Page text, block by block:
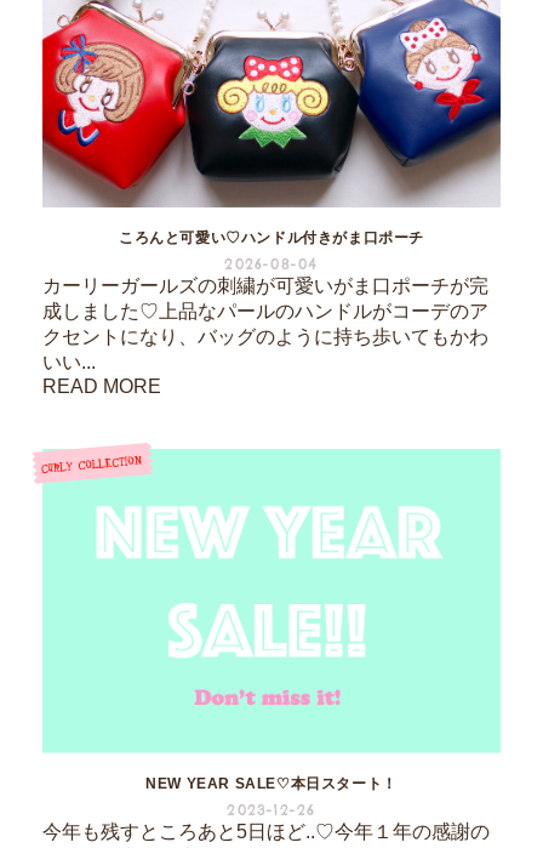
ころんと可愛い♡ハンドル付きがま口ポーチ
2026-08-04
カーリーガールズの刺繍が可愛いがま口ポーチが完
成しました♡上品なパールのハンドルがコーデのア
クセントになり、バッグのように持ち歩いてもかわ
いい...
READ MORE
NEW YEAR SALE♡本日スタート！
2023-12-26
今年も残すところあと5日ほど..♡今年１年の感謝の